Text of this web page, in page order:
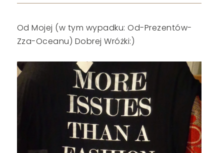
Od Mojej (w tym wypadku: Od-Prezentów-
Zza-Oceanu) Dobrej Wróżki:)